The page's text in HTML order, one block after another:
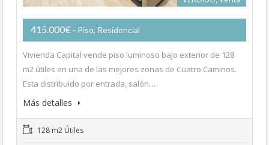
415.000€ - Piso, Residencial
Vivienda Capital vende piso luminoso bajo exterior de 128
m2 útiles en una de las mejores zonas de Cuatro Caminos.
Esta distribuido por entrada, salón…
Más detalles
128 m2 Útiles